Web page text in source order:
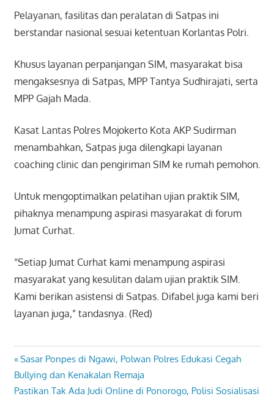
Pelayanan, fasilitas dan peralatan di Satpas ini
berstandar nasional sesuai ketentuan Korlantas Polri.
Khusus layanan perpanjangan SIM, masyarakat bisa
mengaksesnya di Satpas, MPP Tantya Sudhirajati, serta
MPP Gajah Mada.
Kasat Lantas Polres Mojokerto Kota AKP Sudirman
menambahkan, Satpas juga dilengkapi layanan
coaching clinic dan pengiriman SIM ke rumah pemohon.
Untuk mengoptimalkan pelatihan ujian praktik SIM,
pihaknya menampung aspirasi masyarakat di forum
Jumat Curhat.
“Setiap Jumat Curhat kami menampung aspirasi
masyarakat yang kesulitan dalam ujian praktik SIM.
Kami berikan asistensi di Satpas. Difabel juga kami beri
layanan juga,” tandasnya. (Red)
Navigasi
pos
Previous
Post:
Sasar Ponpes di Ngawi, Polwan Polres Edukasi Cegah
Bullying dan Kenakalan Remaja
Next
Pastikan Tak Ada Judi Online di Ponorogo, Polisi Sosialisasi